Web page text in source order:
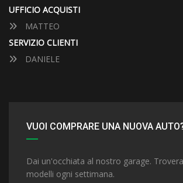
UFFICIO ACQUISTI
MATTEO
SERVIZIO CLIENTI
DANIELE
VUOI COMPRARE UNA NUOVA
Dai un'occhiata al nostro garage.
modelli ogni settimana.